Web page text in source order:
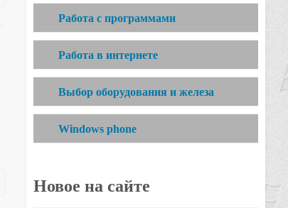
Работа с программами
Работа в интернете
Выбор оборудования и железа
Windows phone
Новое на сайте